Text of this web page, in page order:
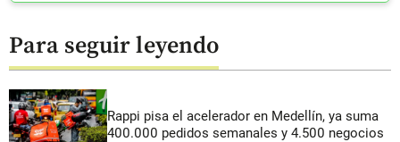
Para seguir leyendo
Rappi pisa el acelerador en Medellín, ya suma
400.000 pedidos semanales y 4.500 negocios